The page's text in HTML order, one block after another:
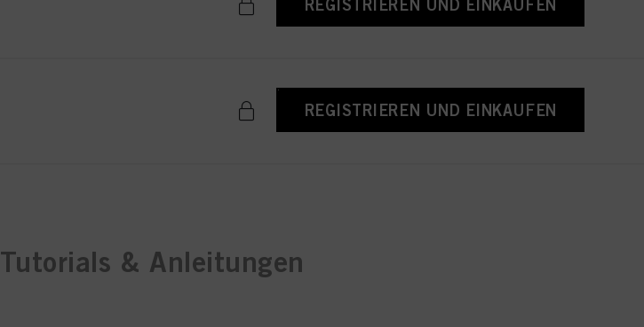
REGISTRIEREN UND EINKAUFEN
REGISTRIEREN UND EINKAUFEN
Tutorials & Anleitungen